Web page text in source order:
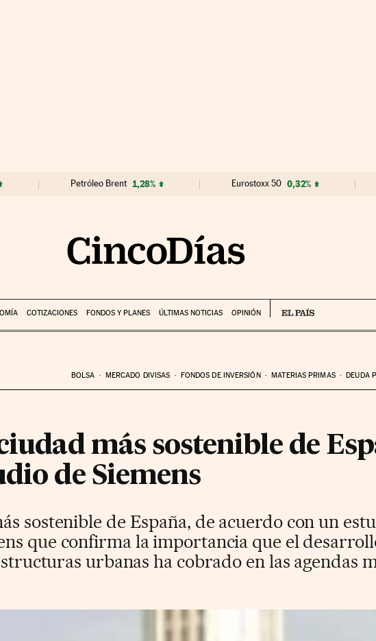
Petróleo Brent 1,28% Eurostoxx 50 0,32%
COTIZACIONES FONDOS Y PLANES ÚLTIMAS NOTICIAS OPINIÓN
BOLSA MERCADO DIVISAS FONDOS DE INVERSIÓN MATERIAS PRIMAS DEUDA
más sostenible de
de Siemens
sostenible de España, de acuerdo con un
que confirma la importancia que el
urbanas ha cobrado en las agendas